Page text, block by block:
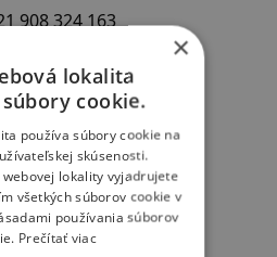
908 324 163
réžie
×
lokalita
cookie.
používa súbory cookie na
skúsenosti.
webovej lokality vyjadrujete
všetkých súborov cookie v
používania súborov
Prečítať viac